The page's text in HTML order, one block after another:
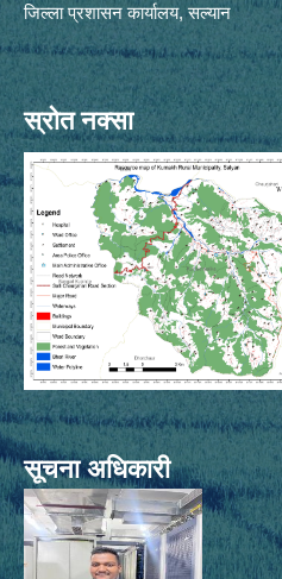
जिल्ला प्रशासन कार्यालय, सल्यान
स्रोत नक्सा
सूचना अधिकारी